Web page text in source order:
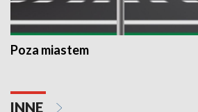
Poza miastem
INNE